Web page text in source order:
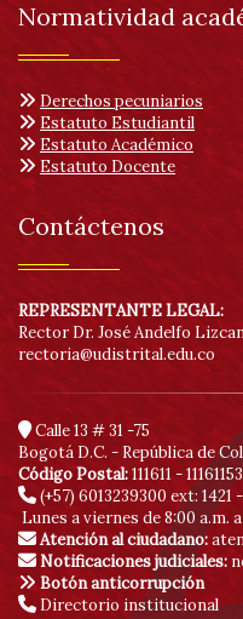
Normatividad
Derechos pecuniarios
Estatuto Estudiantil
Estatuto Académico
Estatuto Docente
Contáctenos
REPRESENTANTE LEGAL:
Rector Dr. José Andelfo
rectoria@udistrital.edu.co
Calle 13 # 31 -75
Bogotá D.C. - República de
Código Postal:111611 -
(+57) 6013239300 ext: 1421
Lunes a viernes de 8:00 a.m.
Atención al ciudadano:
Notificaciones judiciales:
Botón anticorrupción
Directorio institucional